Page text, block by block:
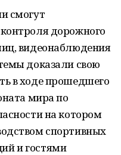
смогут
дорожного
видеонаблюдения
доказали свою
в ходе прошедшего
мира по
на котором
спортивных
и гостями